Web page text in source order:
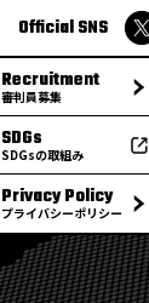
Official SNS
Recruitment
審判員募集
SDGs
SDGsの取組み
Privacy Policy
プライバシーポリシー